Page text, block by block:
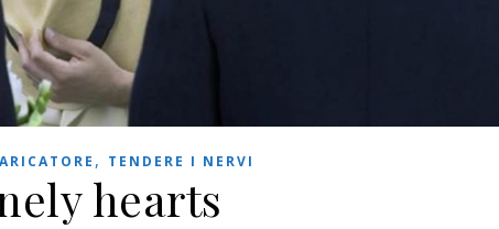
, TENDERE I NERVI
hearts